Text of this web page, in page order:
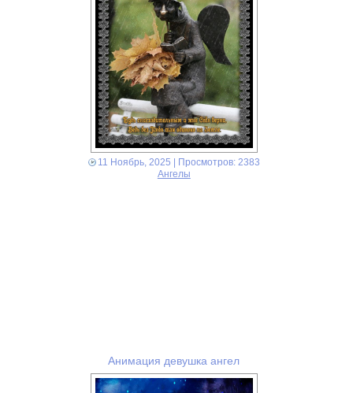
11 Ноябрь, 2025 | Просмотров: 2383
Ангелы
Анимация девушка ангел